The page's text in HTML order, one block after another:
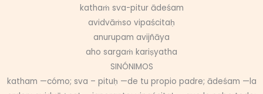
kathaṁ sva-pitur ādeśam
avidvāṁso vipaścitaḥ
anurupam avijñāya
aho sargaṁ kariṣyatha
SINÓNIMOS
katham —cómo; sva – pituḥ —de tu propio padre; ādeśam —la